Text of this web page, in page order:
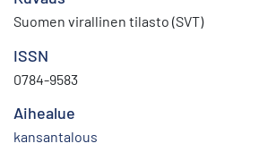
Suomen virallinen tilasto (SVT)
ISSN
0784-9583
Aihealue
kansantalous